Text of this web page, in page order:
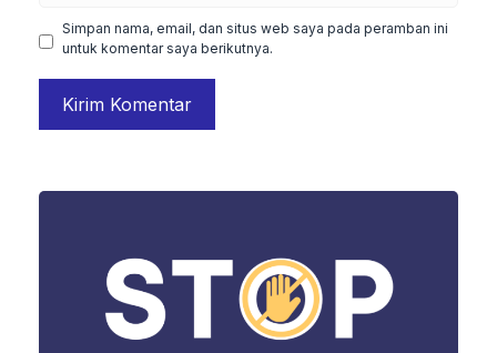
Simpan nama, email, dan situs web saya pada peramban ini
untuk komentar saya berikutnya.